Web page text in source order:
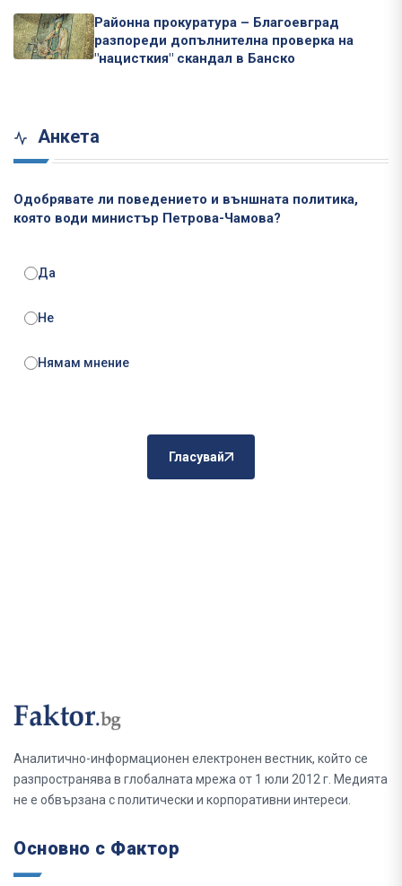
Районна прокуратура – Благоевград
разпореди допълнителна проверка на
"нацисткия" скандал в Банско
Анкета
Одобрявате ли поведението и външната политика,
която води министър Петрова-Чамова?
Да
Не
Нямам мнение
Гласувай
Аналитично-информационен електронен вестник, който се
разпространява в глобалната мрежа от 1 юли 2012 г. Медията
не е обвързана с политически и корпоративни интереси.
Основно с Фактор